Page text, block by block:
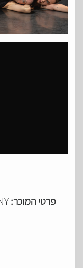
פרטי המוכר: